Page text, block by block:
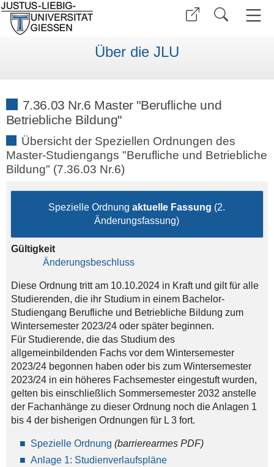
Über die JLU
7.36.03 Nr.6 Master "Berufliche und
Betriebliche Bildung"
Übersicht der Speziellen Ordnungen des
Master-Studiengangs "Berufliche und Betriebliche
Bildung" (7.36.03 Nr.6)
Spezielle Ordnungaktuelle Fassung (2.
Änderungsfassung)
Gültigkeit
Änderungsbeschluss
Diese Ordnung tritt am 10.10.2024 in Kraft und gilt für alle
Studierenden, die ihr Studium in einem Bachelor-
Studiengang Berufliche und Betriebliche Bildung zum
Wintersemester 2023/24 oder später beginnen.
Für Studierende, die das Studium des
allgemeinbildenden Fachs vor dem Wintersemester
2023/24 begonnen haben oder bis zum Wintersemester
2023/24 in ein höheres Fachsemester eingestuft wurden,
gelten bis einschließlich Sommersemester 2032 anstelle
der Fachanhänge zu dieser Ordnung noch die Anlagen 1
bis 4 der bisherigen Ordnungen für L 3 fort.
Spezielle Ordnung (barrierearmes PDF)
Anlage 1: Studienverlaufspläne